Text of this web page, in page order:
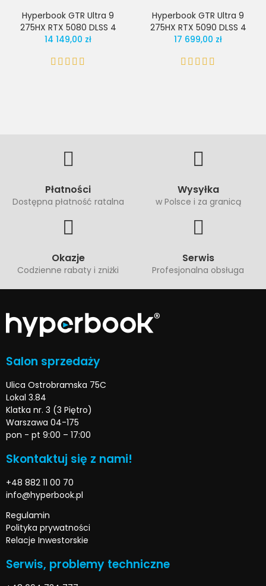
Hyperbook GTR Ultra 9
275HX RTX 5080 DLSS 4
14 149,00 zł
Hyperbook GTR Ultra 9
275HX RTX 5090 DLSS 4
17 699,00 zł
Płatności
Dostępna płatność ratalna
Wysyłka
w Polsce i za granicą
Okazje
Codzienne rabaty i zniżki
Serwis
Profesjonalna obsługa
Salon sprzedaży
Ulica Ostrobramska 75C
Lokal 3.84
Klatka nr. 3 (3 Piętro)
Warszawa 04-175
pon - pt 9:00 – 17:00
Skontaktuj się z nami!
+48 882 11 00 70
info@hyperbook.pl
Regulamin
Polityka prywatności
Relacje Inwestorskie
Serwis, problemy techniczne